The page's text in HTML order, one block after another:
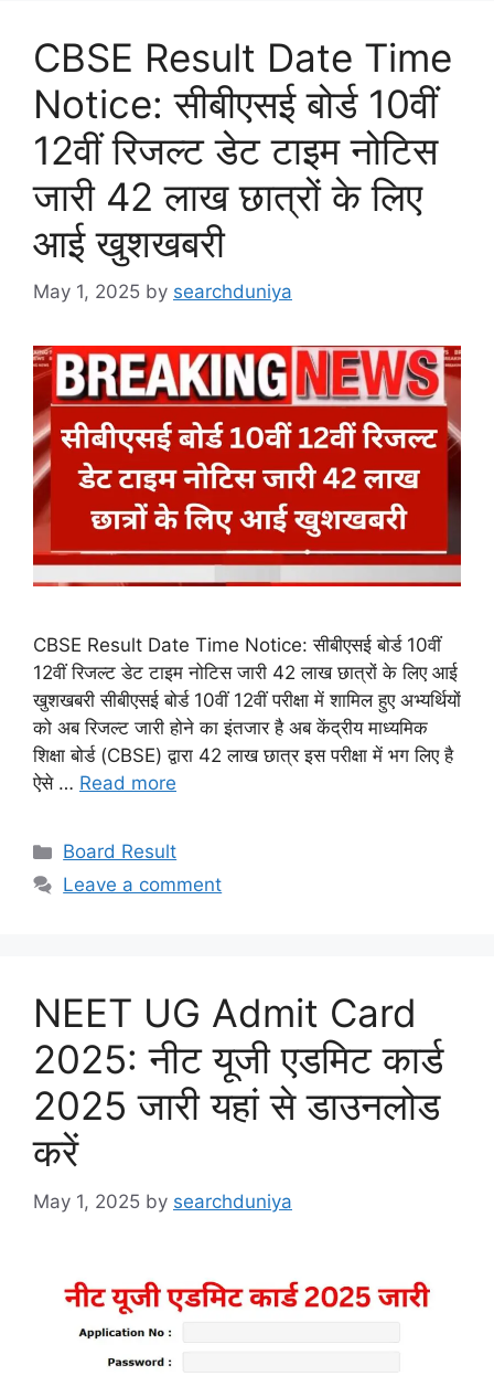
CBSE Result Date Time
Notice: सीबीएसई बोर्ड 10वीं
12वीं रिजल्ट डेट टाइम नोटिस
जारी 42 लाख छात्रों के लिए
आई खुशखबरी
May 1, 2025 by searchduniya
CBSE Result Date Time Notice: सीबीएसई बोर्ड 10वीं
12वीं रिजल्ट डेट टाइम नोटिस जारी 42 लाख छात्रों के लिए आई
खुशखबरी सीबीएसई बोर्ड 10वीं 12वीं परीक्षा में शामिल हुए अभ्यर्थियों
को अब रिजल्ट जारी होने का इंतजार है अब केंद्रीय माध्यमिक
शिक्षा बोर्ड (CBSE) द्वारा 42 लाख छात्र इस परीक्षा में भग लिए है
ऐसे … Read more
Categories
Board Result
Leave a comment
NEET UG Admit Card
2025: नीट यूजी एडमिट कार्ड
2025 जारी यहां से डाउनलोड
करें
May 1, 2025 by searchduniya